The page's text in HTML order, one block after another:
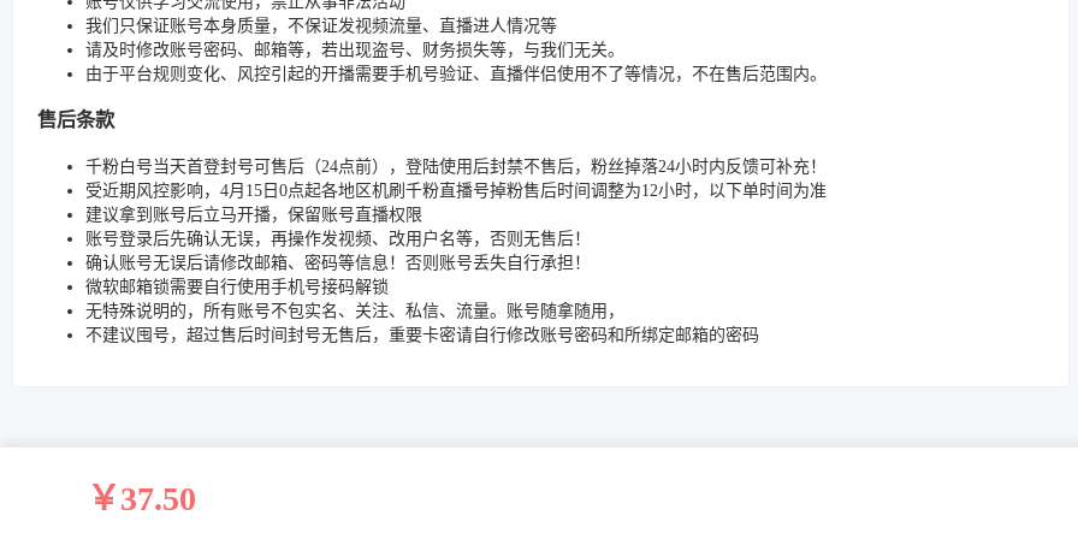
我们只保证账号本身质量，不保证发视频流量、直播进人情况等
请及时修改账号密码、邮箱等，若出现盗号、财务损失等，与我们无关。
由于平台规则变化、风控引起的开播需要手机号验证、直播伴侣使用不了等情况，不在售后范围内。
售后条款
千粉白号当天首登封号可售后（24点前），登陆使用后封禁不售后，粉丝掉落24小时内反馈可补充！
受近期风控影响，4月15日0点起各地区机刷千粉直播号掉粉售后时间调整为12小时，以下单时间为准
建议拿到账号后立马开播，保留账号直播权限
账号登录后先确认无误，再操作发视频、改用户名等，否则无售后！
确认账号无误后请修改邮箱、密码等信息！否则账号丢失自行承担！
微软邮箱锁需要自行使用手机号接码解锁
无特殊说明的，所有账号不包实名、关注、私信、流量。账号随拿随用，
不建议囤号，超过售后时间封号无售后，重要卡密请自行修改账号密码和所绑定邮箱的密码
￥37.50